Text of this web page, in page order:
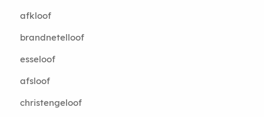
afkloof
brandnetelloof
esseloof
afsloof
christengeloof